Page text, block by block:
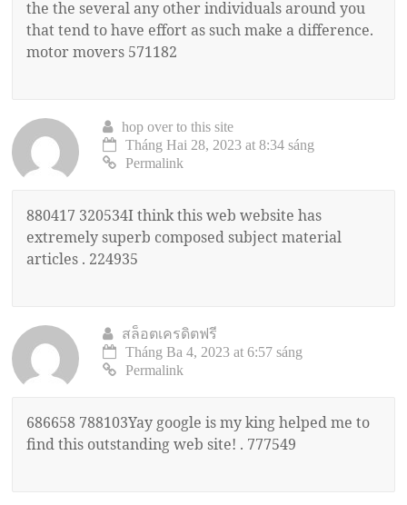
the the several any other individuals around you
that tend to have effort as such make a difference.
motor movers 571182
hop over to this site
Tháng Hai 28, 2023 at 8:34 sáng
Permalink
880417 320534I think this web website has
extremely superb composed subject material
articles . 224935
สล็อตเครดิตฟรี
Tháng Ba 4, 2023 at 6:57 sáng
Permalink
686658 788103Yay google is my king helped me to
find this outstanding web site! . 777549